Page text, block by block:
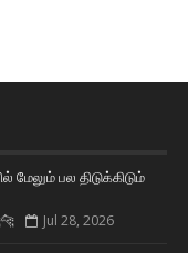
பல திடுக்கிடும்
Jul 28, 2026